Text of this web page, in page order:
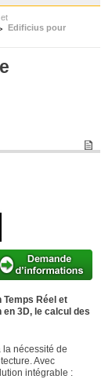
Edificius pour
Réel et
3D, le calcul des
la nécessité de
Avec
intégrable :